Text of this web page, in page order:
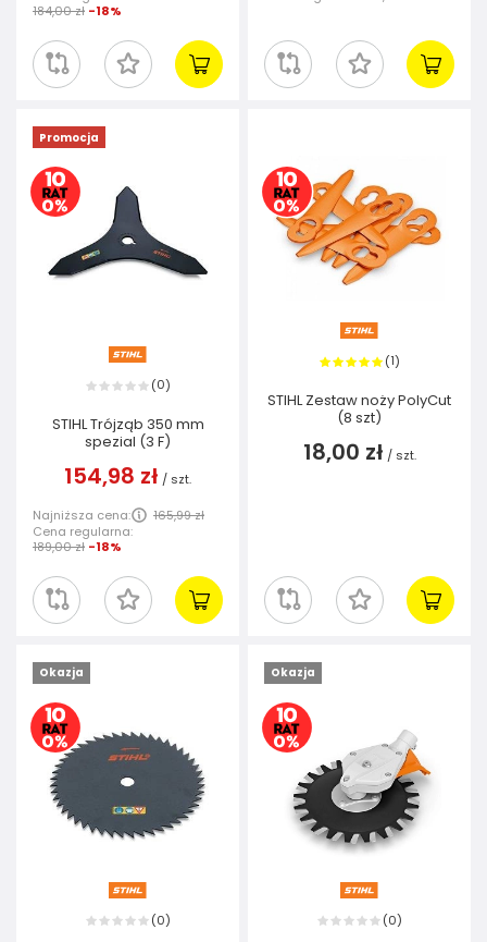
184,00 zł -18%
Promocja
(0)
STIHL Trójząb 350 mm
spezial (3 F)
154,98 zł / szt.
Najniższa cena:
165,99 zł
Cena regularna:
189,00 zł -18%
(1)
STIHL Zestaw noży PolyCut
(8 szt)
18,00 zł / szt.
Okazja
(0)
Okazja
(0)